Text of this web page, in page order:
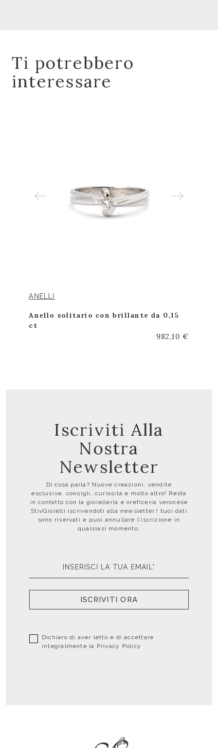
Ti potrebbero
interessare
ANELLI
Anello solitario con brillante da 0,15
ct
982,10 €
Iscriviti Alla
Nostra
Newsletter
Di cosa parla? Nuove creazioni, vendite
esclusive, consigli, curiosità e molto altro! Resta
in contatto con la gioielleria e oreficeria veronese
StivGioielli iscrivendoti alla newsletter.I tuoi dati
sono riservati e puoi annullare l’iscrizione in
qualsiasi momento.
ISCRIVITI ORA
Dichiaro di aver letto e di accettare
integralmente la Privacy Policy